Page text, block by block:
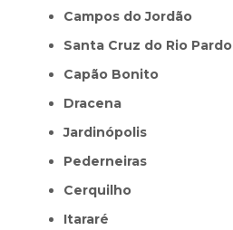
Campos do Jordão
Santa Cruz do Rio Pardo
Capão Bonito
Dracena
Jardinópolis
Pederneiras
Cerquilho
Itararé